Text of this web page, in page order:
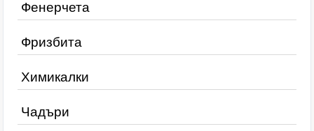
Фенерчета
Фризбита
Химикалки
Чадъри